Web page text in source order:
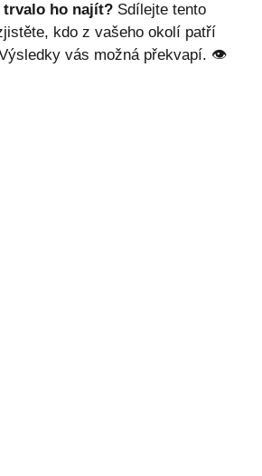
trvalo ho najít? Sdílejte tento
kdo z vašeho okolí patří
vás možná překvapí. 👁️